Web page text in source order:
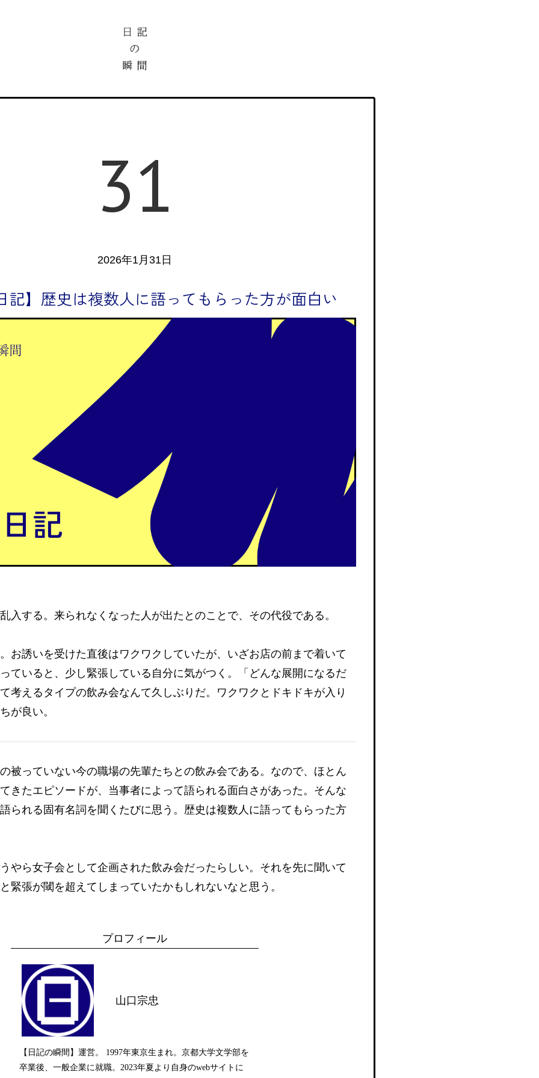
31
2026年1月31日
記】歴史は複数人に語ってもらった方が面白い
入する。来られなくなった人が出たとのことで、その代役である。
お誘いを受けた直後はワクワクしていたが、いざお店の前まで着いて
ていると、少し緊張している自分に気がつく。「どんな展開になるだ
考えるタイプの飲み会なんて久しぶりだ。ワクワクとドキドキが入り
が良い。
被っていない今の職場の先輩たちとの飲み会である。なので、ほとん
きたエピソードが、当事者によって語られる面白さがあった。そんな
られる固有名詞を聞くたびに思う。歴史は複数人に語ってもらった方
やら女子会として企画された飲み会だったらしい。それを先に聞いて
張が閾を超えてしまっていたかもしれないなと思う。
プロフィール
山口宗忠
【日記の瞬間】運営。 1997年東京生まれ。京都大学文学部を
卒業後、一般企業に就職。2023年夏より自身のwebサイトに